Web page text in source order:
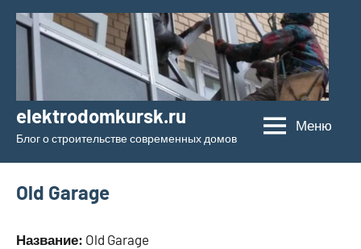
Перейти
содержимому
elektrodomkursk.ru
Блог о строительстве современных домов
Меню
Old Garage
Название: Old Garage